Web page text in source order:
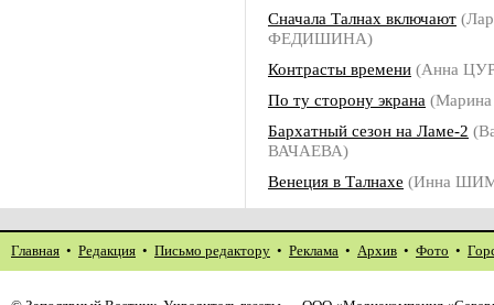
Сначала Талнах включают
ФЕДИШИНА)
Контрасты времени (Анна
По ту сторону экрана
Бархатный сезон на Ламе-2
ВАЧАЕВА)
Венеция в Талнахе (Инна
Главная • Редакция • Письмо редактору • Реклама • Архив • Фото •